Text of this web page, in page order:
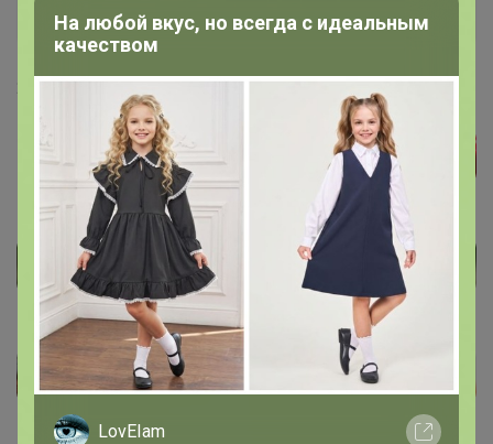
Бронзовый организатор
26 октября, 2023 12:45
На любой вкус, но всегда с идеальным
качеством
LovEIam